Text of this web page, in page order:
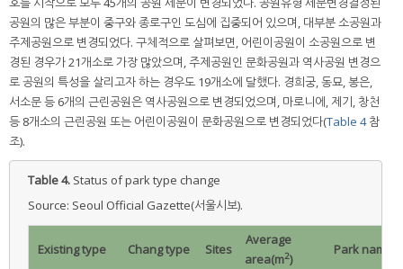
공원의 많은 부분이 중구와 종로구인 도심에 집중되어 있으며, 대부분 소공원과
주제공원으로 변경되었다. 구체적으로 살펴보면, 어린이공원이 소공원으로 변
경된 경우가 21개소로 가장 많았으며, 주제공원인 문화공원과 역사공원 변경으
로 공원의 특성을 살리고자 하는 경우도 19개소에 달했다. 경희궁, 동묘, 봉은,
서소문 등 6개의 근린공원은 역사공원으로 변경되었으며, 마로니에, 제기, 창천
등 8개소의 근린공원 또는 어린이공원이 문화공원으로 변경되었다(Table 4참
조).
Table 4. Status of park type change
Source: Seoul Official Gazette(서울시보).
Existing type Chang type Sites
Average
area(m2)
Park name